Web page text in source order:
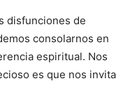
disfunciones de
consolarnos en
espiritual. Nos
es que nos invita